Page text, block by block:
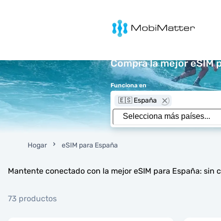
MobiMatter
Compra la mejor eSIM
Funciona en
🇪🇸 España
Hogar eSIM para España
Mantente conectado con la mejor eSIM para España:
73 productos